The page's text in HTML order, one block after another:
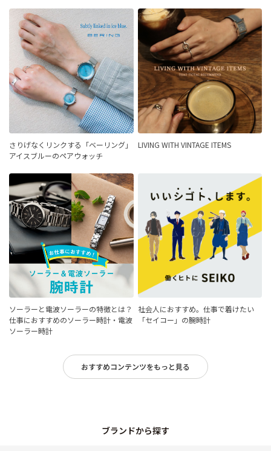
さりげなくリンクする「ベーリング」
アイスブルーのペアウォッチ
LIVING WITH VINTAGE ITEMS
ソーラーと電波ソーラーの特徴とは？
仕事におすすめのソーラー時計・電波
ソーラー時計
社会人におすすめ。仕事で着けたい
「セイコー」の腕時計
おすすめコンテンツをもっと見る
ブランドから探す